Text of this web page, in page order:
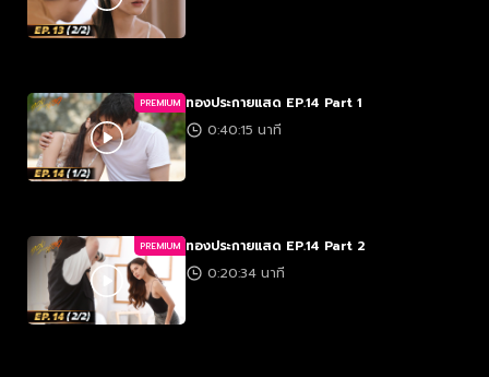
PREMIUM ทองประกายแสด EP.14 Part 1
0:40:15 นาที
PREMIUM ทองประกายแสด EP.14 Part 2
0:20:34 นาที